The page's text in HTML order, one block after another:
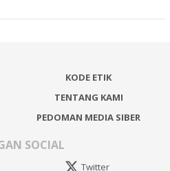
KODE ETIK
TENTANG KAMI
PEDOMAN MEDIA SIBER
SOCIAL
Twitter